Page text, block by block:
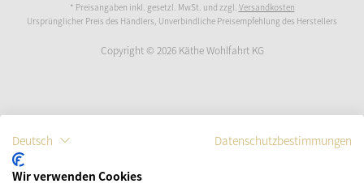
* Preisangaben inkl. gesetzl. MwSt. und zzgl. Versandkosten
Ursprünglicher Preis des Händlers, Unverbindliche Preisempfehlung des Herstellers
Copyright © 2026 Käthe Wohlfahrt KG
Deutsch Datenschutzbestimmungen
Wir verwenden Cookies